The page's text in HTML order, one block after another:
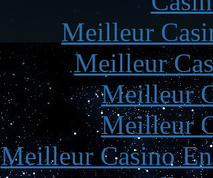
Meilleur
Meilleur
Meilleur
Meilleur
Meilleur Casino